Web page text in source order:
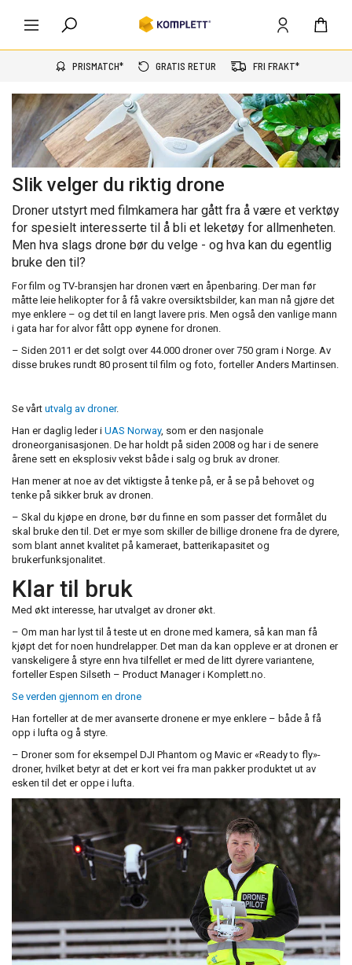
PRISMATCH* GRATIS RETUR FRI FRAKT*
Slik velger du riktig drone
Droner utstyrt med filmkamera har gått fra å være et verktøy
for spesielt interesserte til å bli et leketøy for allmenheten.
Men hva slags drone bør du velge - og hva kan du egentlig
bruke den til?
For film og TV-bransjen har dronen vært en åpenbaring. Der man før
måtte leie helikopter for å få vakre oversiktsbilder, kan man nå gjøre det
mye enklere – og det til en langt lavere pris. Men også den vanlige mann
i gata har for alvor fått opp øynene for dronen.
– Siden 2011 er det solgt over 44.000 droner over 750 gram i Norge. Av
disse brukes rundt 80 prosent til film og foto, forteller Anders Martinsen.
Se vårt utvalg av droner.
Han er daglig leder i UAS Norway, som er den nasjonale
droneorganisasjonen. De har holdt på siden 2008 og har i de senere
årene sett en eksplosiv vekst både i salg og bruk av droner.
Han mener at noe av det viktigste å tenke på, er å se på behovet og
tenke på sikker bruk av dronen.
– Skal du kjøpe en drone, bør du finne en som passer det formålet du
skal bruke den til. Det er mye som skiller de billige dronene fra de dyrere,
som blant annet kvalitet på kameraet, batterikapasitet og
brukerfunksjonalitet.
Klar til bruk
Med økt interesse, har utvalget av droner økt.
– Om man har lyst til å teste ut en drone med kamera, så kan man få
kjøpt det for noen hundrelapper. Det man da kan oppleve er at dronen er
vanskeligere å styre enn hva tilfellet er med de litt dyrere variantene,
forteller Espen Silseth – Product Manager i Komplett.no.
Se verden gjennom en drone
Han forteller at de mer avanserte dronene er mye enklere – både å få
opp i lufta og å styre.
– Droner som for eksempel DJI Phantom og Mavic er «Ready to fly»-
droner, hvilket betyr at det er kort vei fra man pakker produktet ut av
esken til det er oppe i lufta.